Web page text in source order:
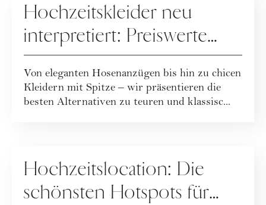
Hochzeitskleider neu
interpretiert: Preiswerte
Alternativen für die
moderne Braut
Von eleganten Hosenanzügen bis hin zu chicen
Kleidern mit Spitze – wir präsentieren die
besten Alternativen zu teuren und klassisc...
Hochzeitslocation: Die
schönsten Hotspots für